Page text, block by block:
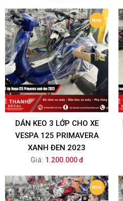
DÁN KEO 3 LỚP CHO XE
VESPA 125 PRIMAVERA
XANH ĐEN 2023
Giá: 1.200.000 đ